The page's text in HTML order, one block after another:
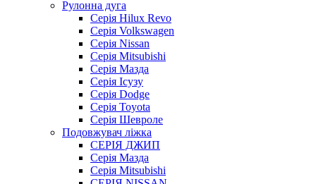
Рулонна дуга
Серія Hilux Revo
Серія Volkswagen
Серія Nissan
Серія Mitsubishi
Серія Мазда
Серія Ісузу
Серія Dodge
Серія Toyota
Серія Шевроле
Подовжувач ліжка
СЕРІЯ ДЖИП
Серія Мазда
Серія Mitsubishi